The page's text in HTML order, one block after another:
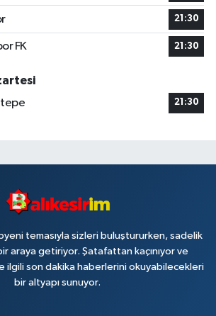
21:30
FK 21:30
21:30
temasıyla sizleri buluştururken, sadelik
araya getiriyor. Şatafattan kaçınıyor ve
ilgili son dakika haberlerini okuyabilecekleri
bir altyapı sunuyor.